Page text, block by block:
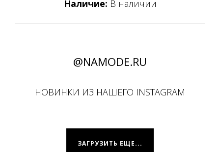
Наличие: В наличии
@NAMODE.RU
НОВИНКИ ИЗ НАШЕГО INSTAGRAM
ЗАГРУЗИТЬ ЕЩЕ...